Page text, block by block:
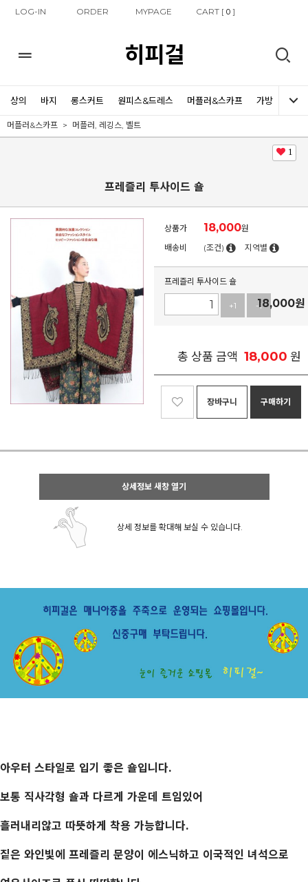
LOG-IN ORDER MYPAGE CART [0 ]
히피걸
상의 바지 롱스커트 원피스&드레스 머플러&스카프 가방 신발
머플러&스카프 머플러, 레깅스, 벨트
1
프레즐리 투사이드 숄
상품가 18,000원
배송비
(조건) 지역별
프레즐리 투사이드 숄
+1 -1
18,000원
총 상품 금액 18,000 원
장바구니 구매하기
상세정보 새창 열기
상세 정보를 확대해 보실 수 있습니다.
아우터 스타일로 입기 좋은 숄입니다.
보통 직사각형 숄과 다르게 가운데 트임있어
흘러내리않고 따뜻하게 착용 가능합니다.
짙은 와인빛에 프레즐리 문양이 에스닉하고 이국적인 녀석으로